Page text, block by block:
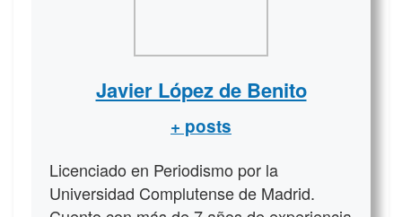
Javier López de Benito
+ posts
Licenciado en Periodismo por la
Universidad Complutense de Madrid.